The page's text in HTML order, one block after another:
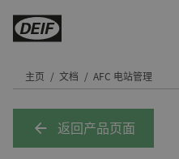
主页 文档 AFC 电站管理
返回产品页面